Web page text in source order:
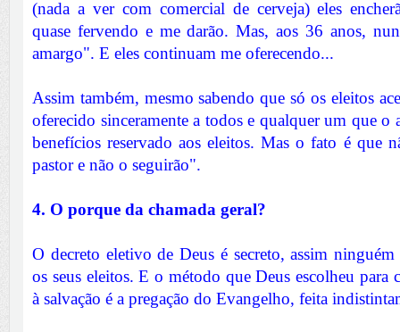
(nada a ver com comercial de cerveja) eles
quase fervendo e me darão. Mas, aos 36 anos,
amargo". E eles continuam me oferecendo...
Assim também, mesmo sabendo que só os eleitos
oferecido sinceramente a todos e qualquer um que o
benefícios reservado aos eleitos. Mas o fato é que
pastor e não o seguirão".
4. O porque da chamada geral?
O decreto eletivo de Deus é secreto, assim
os seus eleitos. E o método que Deus escolheu para
à salvação é a pregação do Evangelho, feita